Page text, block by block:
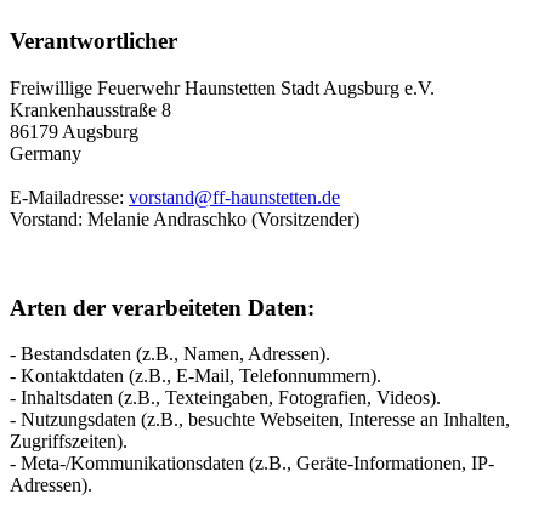
Verantwortlicher
Freiwillige Feuerwehr Haunstetten Stadt Augsburg e.V.
Krankenhausstraße 8
86179 Augsburg
Germany
E-Mailadresse: vorstand@ff-haunstetten.de
Vorstand: Melanie Andraschko (Vorsitzender)
Arten der verarbeiteten Daten:
- Bestandsdaten (z.B., Namen, Adressen).
- Kontaktdaten (z.B., E-Mail, Telefonnummern).
- Inhaltsdaten (z.B., Texteingaben, Fotografien, Videos).
- Nutzungsdaten (z.B., besuchte Webseiten, Interesse an Inhalten,
Zugriffszeiten).
- Meta-/Kommunikationsdaten (z.B., Geräte-Informationen, IP-
Adressen).